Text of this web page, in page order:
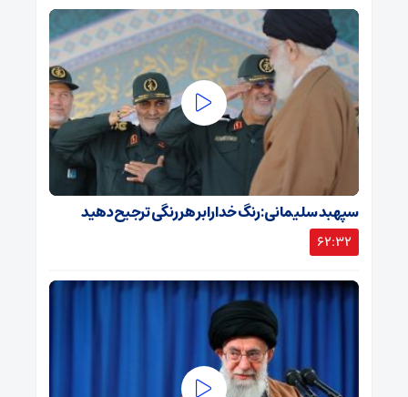
سپهبد سلیمانی: رنگ خدا را بر هر رنگی ترجیح دهید
62:32